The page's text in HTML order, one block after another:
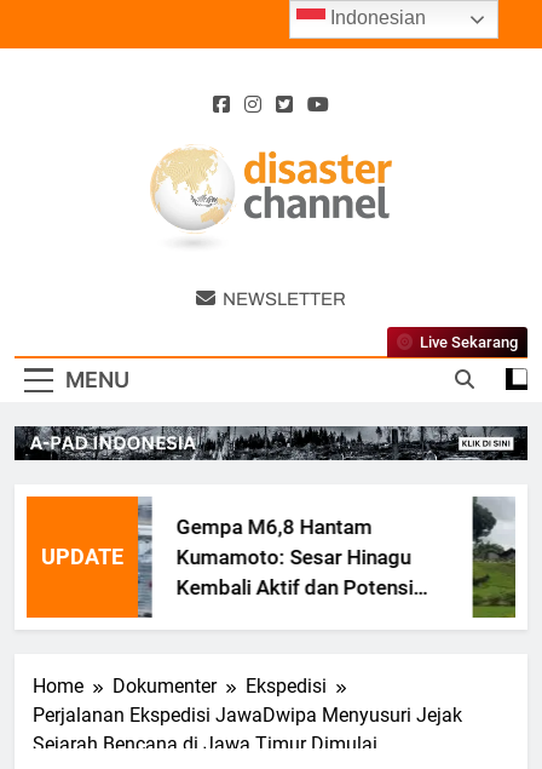
Disaster
Channel
NEWSLETTER
MENU
Live Sekarang
UPDATE
Gempa M6,8 Hantam
Kumamoto: Sesar Hinagu
Kembali Aktif dan Potensi
Gempa Susulan
Home Dokumenter
Ekspedisi
Perjalanan Ekspedisi JawaDwipa Menyusuri Jejak
Sejarah Bencana di Jawa Timur Dimulai
Indonesian